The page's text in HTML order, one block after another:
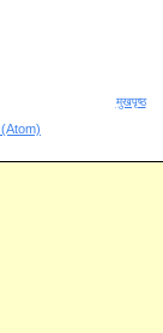
मुखपृष्ठ
(Atom)